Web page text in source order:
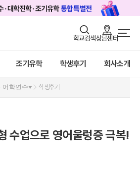
학교검색상담센터
조기유학 학생후기 회사소개
다
후기
어학연수 학생후기
수업으로 영어울렁증 극복!